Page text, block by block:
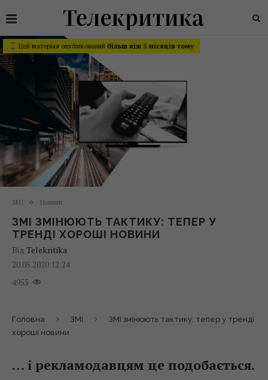
Цей матеріал опублікований більш ніж 5 місяців тому
ЗМІ Новини
ЗМІ ЗМІНЮЮТЬ ТАКТИКУ: ТЕПЕР У
ТРЕНДІ ХОРОШІ НОВИНИ
Від Telekritika
20.05.2020 12:24
4955
Головна ЗМІ
ЗМІ змінюють тактику: тепер у тренді
хороші новини
… і рекламодавцям це подобається.